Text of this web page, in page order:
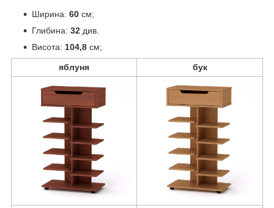
Ширина: 60 см;
Глибина: 32 див.
Висота: 104,8 см;
яблуня бук